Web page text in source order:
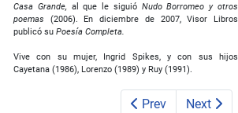
Casa Grande,al que le siguió Nudo Borromeo y otros
poemas (2006). En diciembre de 2007, Visor Libros
publicó su Poesía Completa.
Vive con su mujer, Ingrid Spikes, y con sus hijos
Cayetana (1986), Lorenzo (1989) y Ruy (1991).
Prev Next